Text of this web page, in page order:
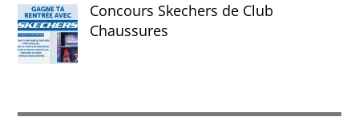
Concours Skechers de Club
Chaussures